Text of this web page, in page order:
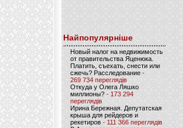
Найпопулярніше
Новый налог на недвижимость
от правительства Яценюка.
Платить, съехать, снести или
сжечь? Расследование-
269 734 переглядів
Откуда у Олега Ляшко
миллионы? - 173 294
переглядів
Ирина Бережная. Депутатская
крыша для рейдеров и
рекетиров - 111 366 переглядів